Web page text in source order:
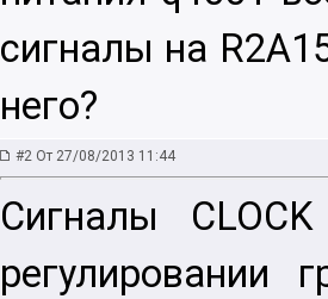
сигналы на
него?
#2 От 27/08/2013 11:44
Сигналы
регулировании